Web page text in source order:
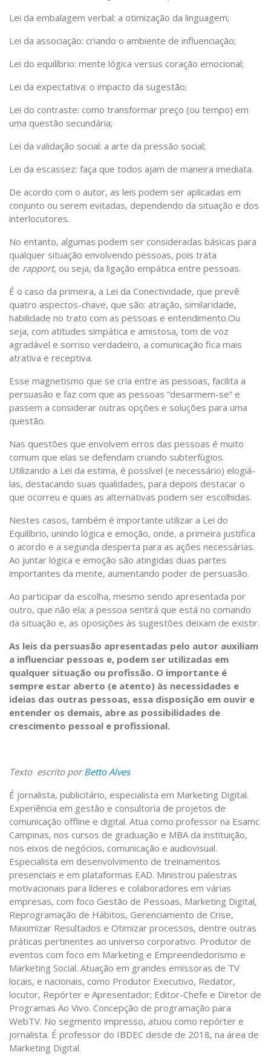
Lei da embalagem verbal: a otimização da linguagem;
Lei da associação: criando o ambiente de influenciação;
Lei do equilíbrio: mente lógica versus coração emocional;
Lei da expectativa: o impacto da sugestão;
Lei do contraste: como transformar preço (ou tempo) em
uma questão secundária;
Lei da validação social: a arte da pressão social;
Lei da escassez: faça que todos ajam de maneira imediata.
De acordo com o autor, as leis podem ser aplicadas em
conjunto ou serem evitadas, dependendo da situação e dos
interlocutores.
No entanto, algumas podem ser consideradas básicas para
qualquer situação envolvendo pessoas, pois trata
de rapport, ou seja, da ligação empática entre pessoas.
É o caso da primeira, a Lei da Conectividade, que prevê
quatro aspectos-chave, que são: atração, similaridade,
habilidade no trato com as pessoas e entendimento.Ou
seja, com atitudes simpática e amistosa, tom de voz
agradável e sorriso verdadeiro, a comunicação fica mais
atrativa e receptiva.
Esse magnetismo que se cria entre as pessoas, facilita a
persuasão e faz com que as pessoas “desarmem-se” e
passem a considerar outras opções e soluções para uma
questão.
Nas questões que envolvem erros das pessoas é muito
comum que elas se defendam criando subterfúgios.
Utilizando a Lei da estima, é possível (e necessário) elogiá-
las, destacando suas qualidades, para depois destacar o
que ocorreu e quais as alternativas podem ser escolhidas.
Nestes casos, também é importante utilizar a Lei do
Equilíbrio, unindo lógica e emoção, onde, a primeira justifica
o acordo e a segunda desperta para as ações necessárias.
Ao juntar lógica e emoção são atingidas duas partes
importantes da mente, aumentando poder de persuasão.
Ao participar da escolha, mesmo sendo apresentada por
outro, que não ela; a pessoa sentirá que está no comando
da situação e, as oposições às sugestões deixam de existir.
As leis da persuasão apresentadas pelo autor auxiliam
a influenciar pessoas e, podem ser utilizadas em
qualquer situação ou profissão. O importante é
sempre estar aberto (e atento) às necessidades e
ideias das outras pessoas, essa disposição em ouvir e
entender os demais, abre as possibilidades de
crescimento pessoal e profissional.
Texto escrito porBetto Alves
É jornalista, publicitário, especialista em Marketing Digital.
Experiência em gestão e consultoria de projetos de
comunicação offline e digital. Atua como professor na Esamc
Campinas, nos cursos de graduação e MBA da instituição,
nos eixos de negócios, comunicação e audiovisual.
Especialista em desenvolvimento de treinamentos
presenciais e em plataformas EAD. Ministrou palestras
motivacionais para líderes e colaboradores em várias
empresas, com foco Gestão de Pessoas, Marketing Digital,
Reprogramação de Hábitos, Gerenciamento de Crise,
Maximizar Resultados e Otimizar processos, dentre outras
práticas pertinentes ao universo corporativo. Produtor de
eventos com foco em Marketing e Empreendedorismo e
Marketing Social. Atuação em grandes emissoras de TV
locais, e nacionais, como Produtor Executivo, Redator,
locutor, Repórter e Apresentador; Editor-Chefe e Diretor de
Programas Ao Vivo. Concepção de programação para
WebTV. No segmento impresso, atuou como repórter e
jornalista. É professor do IBDEC desde de 2018, na área de
Marketing Digital.